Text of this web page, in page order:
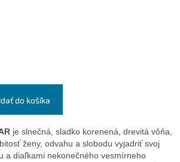
do košíka
je slnečná, sladko korenená, drevitá vôňa,
ženy, odvahu a slobodu vyjadriť svoj
a diaľkami nekonečného vesmírneho